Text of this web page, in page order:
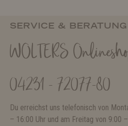
SERVICE & BERATUNG
WOLTERS
04231 - 72077-80
Du erreichst uns telefonisch von
– 16:00 Uhr und am Freitag von 9:00